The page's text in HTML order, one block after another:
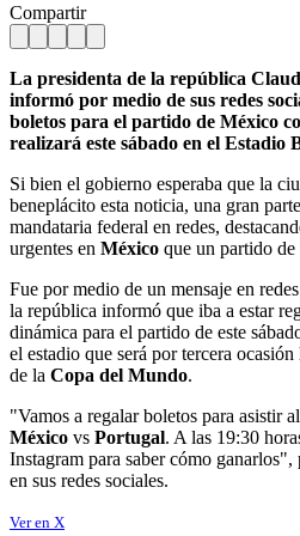
Compartir
La presidenta de la república
informó por medio de sus redes
boletos para el partido de México
realizará este sábado en el Estadio
Si bien el gobierno esperaba que la
beneplácito esta noticia, una gran
mandataria federal en redes,
urgentes en México que un partido de
Fue por medio de un mensaje en
la república informó que iba a estar
dinámica para el partido de este
el estadio que será por tercera
de la Copa del Mundo.
"Vamos a regalar boletos para asistir
México vs Portugal. A las 19:30
Instagram para saber cómo
en sus redes sociales.
Ver en X